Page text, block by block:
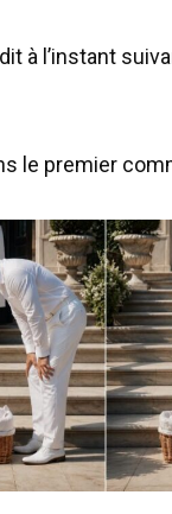
à l’instant
le premier